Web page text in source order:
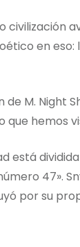
en
M. Night
que hemos
está
47».
por su